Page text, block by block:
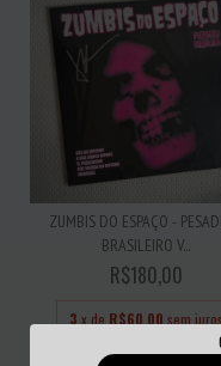
ZUMBIS DO ESPAÇO -
BRASILEIRO V...
R$180,00
3 x de R$60,00 sem juros